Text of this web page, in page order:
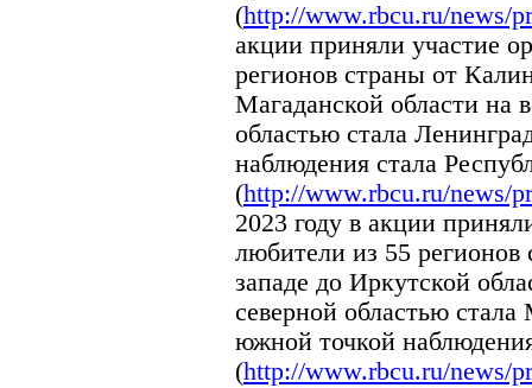
(http://www.rbcu.ru/news/
акции приняли участие
регионов страны от
Магаданской области на
областью стала
наблюдения стала
(http://www.rbcu.ru/news/
2023 году в акции
любители из 55
западе до Иркутской
северной областью
южной точкой
(http://www.rbcu.ru/news/